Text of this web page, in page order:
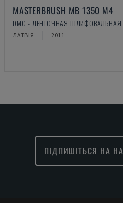
MASTERBRUSH MB 1350 M4
DMC - ЛЕНТОЧНАЯ
ЛАТВІЯ 2011
ПІДПИШІТЬСЯ НА